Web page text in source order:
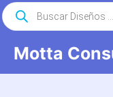
Saltar
al
Motta
Búsqueda
de
productos